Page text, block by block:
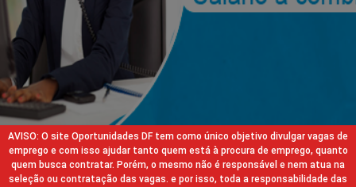
AVISO: O site Oportunidades DF tem como único objetivo divulgar vagas de
emprego e com isso ajudar tanto quem está à procura de emprego, quanto
quem busca contratar. Porém, o mesmo não é responsável e nem atua na
seleção ou contratação das vagas. e por isso, toda a responsabilidade das